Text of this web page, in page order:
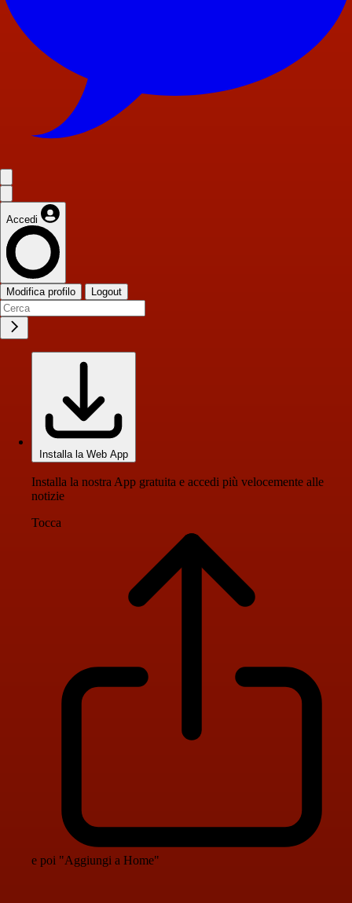
Accedi
Modifica profilo Logout
Installa la Web App
Installa la nostra App gratuita e accedi più velocemente alle
notizie
Tocca
e poi "Aggiungi a Home"